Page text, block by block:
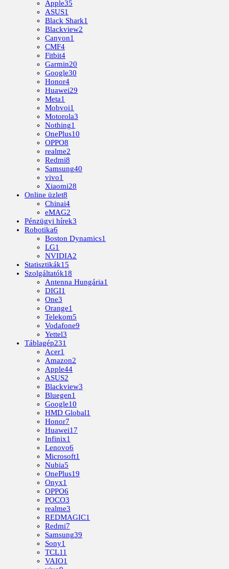
Apple35
ASUS1
Black Shark1
Blackview2
Canyon1
CMF4
Fitbit4
Garmin20
Google30
Honor4
Huawei29
Meta1
Mobvoi1
Motorola3
Nothing1
OnePlus10
OPPO8
realme2
Redmi8
Samsung40
vivo1
Xiaomi28
Online üzlet8
Chinai4
eMAG2
Pénzügyi hírek3
Robotika6
Boston Dynamics1
LG1
NVIDIA2
Statisztikák15
Szolgáltatók18
Antenna Hungária1
DIGI1
One3
Orange1
Telekom5
Vodafone9
Yettel3
Táblagép231
Acer1
Amazon2
Apple44
ASUS2
Blackview3
Bluegen1
Google10
HMD Global1
Honor7
Huawei17
Infinix1
Lenovo6
Microsoft1
Nubia5
OnePlus19
Onyx1
OPPO6
POCO3
realme3
REDMAGIC1
Redmi7
Samsung39
Sony1
TCL11
VAIO1